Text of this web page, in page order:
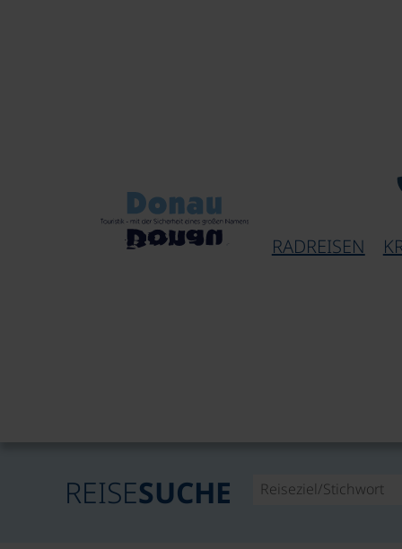
RADREISEN
REISESUCHE